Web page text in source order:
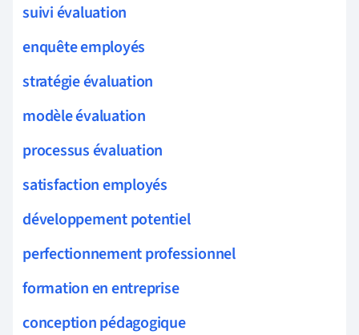
suivi évaluation
enquête employés
stratégie évaluation
modèle évaluation
processus évaluation
satisfaction employés
développement potentiel
perfectionnement professionnel
formation en entreprise
conception pédagogique